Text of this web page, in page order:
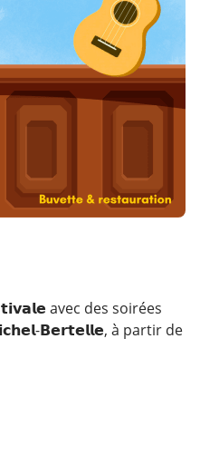
avec des soirées
𝗕𝗲𝗿𝘁𝗲𝗹𝗹𝗲, à partir de